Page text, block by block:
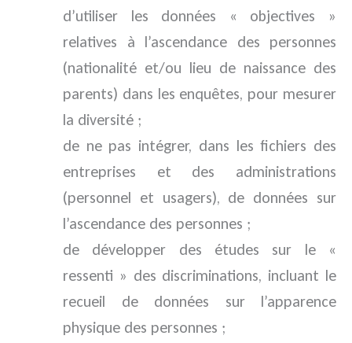
d’utiliser les données « objectives »
relatives à l’ascendance des personnes
(nationalité et/ou lieu de naissance des
parents) dans les enquêtes, pour mesurer
la diversité ;
de ne pas intégrer, dans les fichiers des
entreprises et des administrations
(personnel et usagers), de données sur
l’ascendance des personnes ;
de développer des études sur le «
ressenti » des discriminations, incluant le
recueil de données sur l’apparence
physique des personnes ;